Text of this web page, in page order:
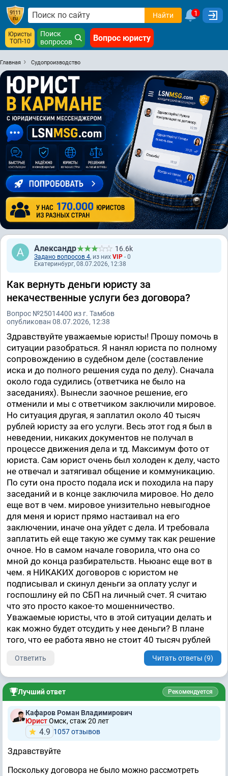
Найти 1
Юристы
ТОП-10
Поиск
вопросов
Вопрос юристу
Главная Судопроизводство
Александр 16.6k
Задано вопросов 4, из них VIP - 0
Екатеринбург, 08.07.2026, 12:38
Как вернуть деньги юристу за
некачественные услуги без договора?
Вопрос №25014400 из г. Тамбов
опубликован 08.07.2026, 12:38
Здравствуйте уважаемые юристы! Прошу помочь в
ситуации разобраться. Я нанял юриста по полному
сопровождению в судебном деле (составление
иска и до полного решения суда по делу). Сначала
около года судились (ответчика не было на
заседаниях). Вынесли заочное решение, его
отменили и мы с ответчиком заключили мировое.
Но ситуация другая, я заплатил около 40 тысяч
рублей юристу за его услуги. Весь этот год я был в
неведении, никаких документов не получал в
процессе движения дела и тд. Максимум фото от
юриста. Сам юрист очень был холоден к делу, часто
не отвечал и затягивал общение и коммуникацию.
По сути она просто подала иск и походила на пару
заседаний и в конце заключила мировое. Но дело
еще вот в чем. мировое унизительно невыгодное
для меня и юрист прямо настаивал на его
заключении, иначе она уйдет с дела. И требовала
заплатить ей еще такую же сумму так как решение
очное. Но в самом начале говорила, что она со
мной до конца разбирательств. Ньюанс еще вот в
чем. я НИКАКИХ договоров с юристом не
подписывал и скинул деньги за оплату услуг и
госпошлину ей по СБП на личный счет. Я считаю
что это просто какое-то мошенничество.
Уважаемые юристы, что в этой ситуации делать и
как можно будет отсудить у нее деньги? В плане
того, что ее работа явно не стоит 40 тысяч рублей
Ответить Читать ответы (9)
Лучший ответ Рекомендуется
Кафаров Роман Владимирович
ЮристОмск, стаж 20 лет
4.9 1057 отзывов
Здравствуйте
Поскольку договора не было можно рассмотреть